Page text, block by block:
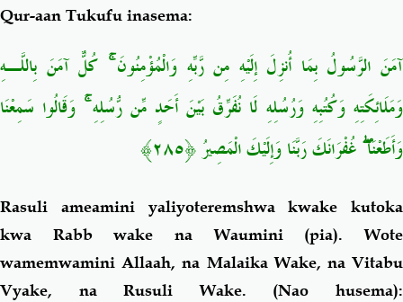
Qur-aan Tukufu inasema:
آمَنَ الرَّسُولُ بِمَا أُنزِلَ إِلَيْهِ مِن رَّبِّهِ وَالْمُؤْمِنُونَ ۚ كُلٌّ آمَنَ بِاللَّـهِ
وَمَلَائِكَتِهِ وَكُتُبِهِ وَرُسُلِهِ لَا نُفَرِّقُ بَيْنَ أَحَدٍ مِّن رُّسُلِهِ ۚ وَقَالُوا سَمِعْنَا
وَأَطَعْنَا ۖ غُفْرَانَكَ رَبَّنَا وَإِلَيْكَ الْمَصِيرُ ﴿٢٨٥﴾
Rasuli ameamini yaliyoteremshwa kwake kutoka
kwa Rabb wake na Waumini (pia). Wote
wamemwamini Allaah, na Malaika Wake, na Vitabu
Vyake, na Rusuli Wake. (Nao husema):